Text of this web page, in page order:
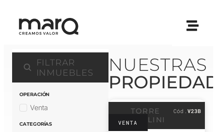
FILTRAR
INMUEBLES
OPERACIÓN
Venta
CATEGORÍAS
NUESTRAS
TORRE
NATALINI
Cód. V23B
VENTA